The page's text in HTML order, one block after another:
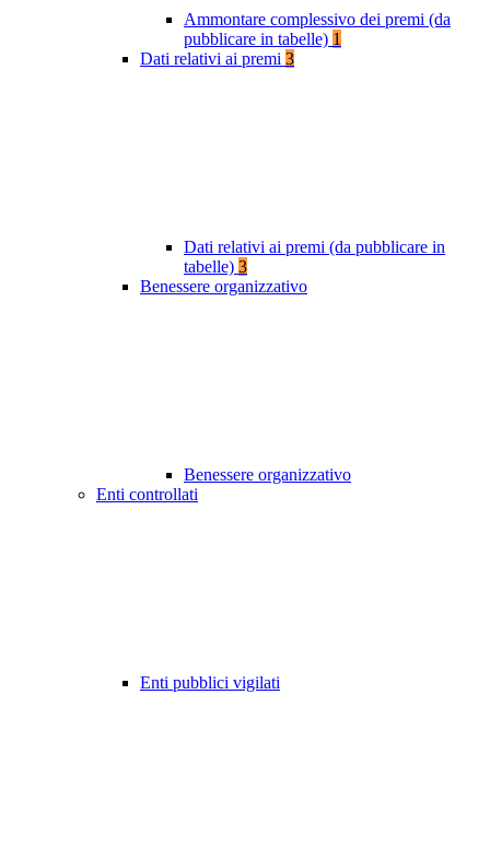
Ammontare complessivo dei premi (da
pubblicare in tabelle) 1
Dati relativi ai premi 3
Dati relativi ai premi (da pubblicare in
tabelle) 3
Benessere organizzativo
Benessere organizzativo
Enti controllati
Enti pubblici vigilati